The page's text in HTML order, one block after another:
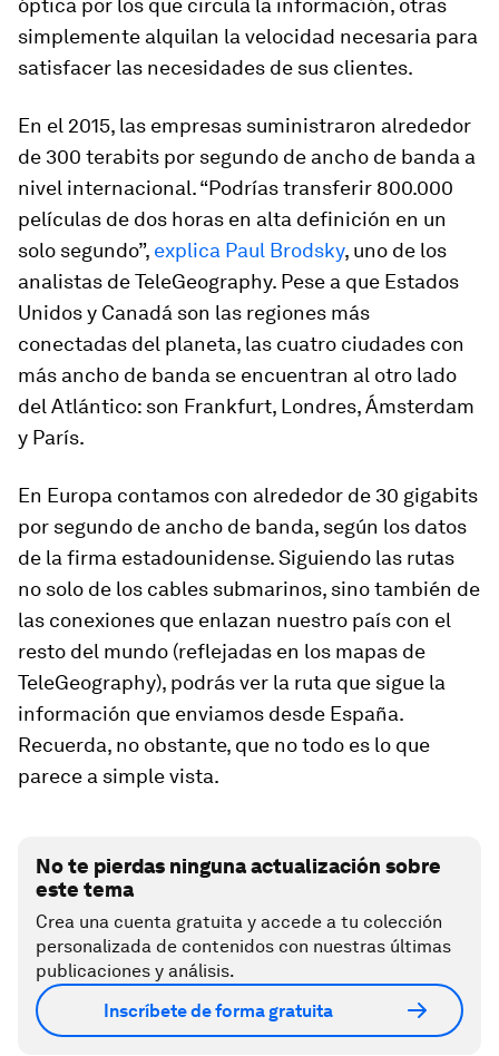
óptica por los que circula la información, otras
simplemente alquilan la velocidad necesaria para
satisfacer las necesidades de sus clientes.
En el 2015, las empresas suministraron alrededor
de 300 terabits por segundo de ancho de banda a
nivel internacional. “Podrías transferir 800.000
películas de dos horas en alta definición en un
solo segundo”, explica Paul Brodsky, uno de los
analistas de TeleGeography. Pese a que Estados
Unidos y Canadá son las regiones más
conectadas del planeta, las cuatro ciudades con
más ancho de banda se encuentran al otro lado
del Atlántico: son Frankfurt, Londres, Ámsterdam
y París.
En Europa contamos con alrededor de 30 gigabits
por segundo de ancho de banda, según los datos
de la firma estadounidense. Siguiendo las rutas
no solo de los cables submarinos, sino también de
las conexiones que enlazan nuestro país con el
resto del mundo (reflejadas en los mapas de
TeleGeography), podrás ver la ruta que sigue la
información que enviamos desde España.
Recuerda, no obstante, que no todo es lo que
parece a simple vista.
No te pierdas ninguna actualización sobre
este tema
Crea una cuenta gratuita y accede a tu colección
personalizada de contenidos con nuestras últimas
publicaciones y análisis.
Inscríbete de forma gratuita